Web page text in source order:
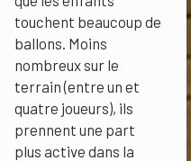
touchent beaucoup de
ballons. Moins
nombreux sur le
terrain (entre un et
quatre joueurs), ils
prennent une part
plus active dans la